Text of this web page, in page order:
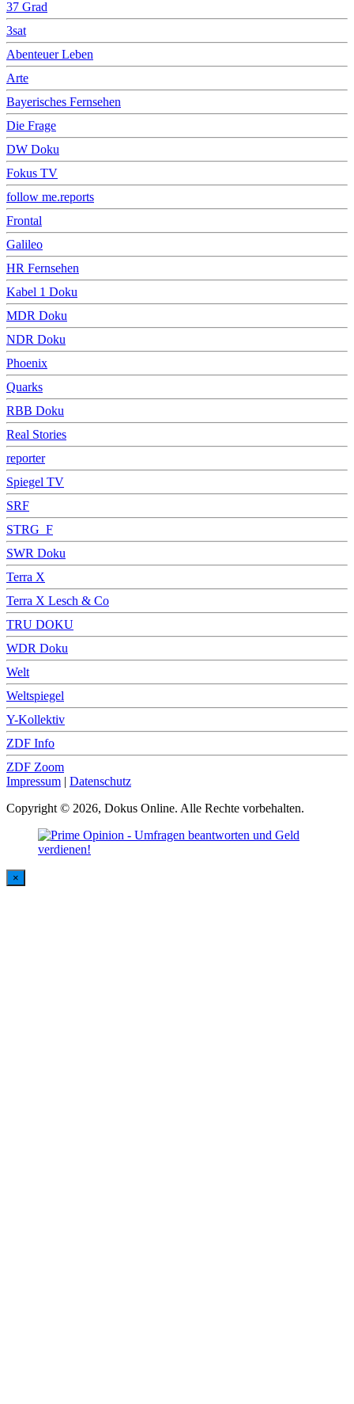
37 Grad
3sat
Abenteuer Leben
Arte
Bayerisches Fernsehen
Die Frage
DW Doku
Fokus TV
follow me.reports
Frontal
Galileo
HR Fernsehen
Kabel 1 Doku
MDR Doku
NDR Doku
Phoenix
Quarks
RBB Doku
Real Stories
reporter
Spiegel TV
SRF
STRG_F
SWR Doku
Terra X
Terra X Lesch & Co
TRU DOKU
WDR Doku
Welt
Weltspiegel
Y-Kollektiv
ZDF Info
ZDF Zoom
Impressum | Datenschutz
Copyright © 2026, Dokus Online. Alle Rechte vorbehalten.
×